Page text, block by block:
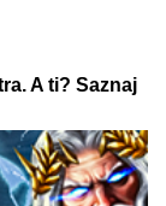
A ti? Saznaj